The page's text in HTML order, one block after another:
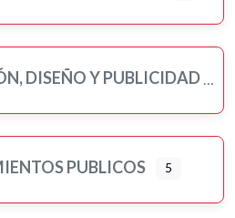
DISEÑO Y PUBLICIDAD
PUBLICOS 5